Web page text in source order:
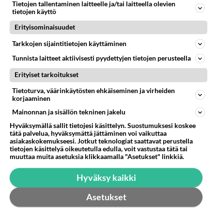
LUETUIMMAT KESKUSTELUT
PÄIVÄ VIIKKO KUUKAUSI
Martinan bisneksillä ei mene hyvin
05.08.2026 05:51
Kotimaiset julkkisjuorut
301
1273
30
1057
Mitä töitä kaivattusi on tehnyt?
😅
05.08.2026 13:25
Ikävä
Voiko meidän välit
Koskaan parantua tästä?
05.08.2026 05:34
Ikävä
72
861
Tietojen tallentaminen laitteelle ja/tai laitteella olevien
tietojen käyttö
Erityisominaisuudet
Tarkkojen sijaintitietojen käyttäminen
Tunnista laitteet aktiivisesti pyydettyjen tietojen perusteella
Erityiset tarkoitukset
Tietoturva, väärinkäytösten ehkäiseminen ja virheiden
korjaaminen
Mainonnan ja sisällön tekninen jakelu
Hyväksymällä sallit tietojesi käsittelyn. Suostumuksesi koskee
tätä palvelua, hyväksymättä jättäminen voi vaikuttaa
asiakaskokemukseesi. Jotkut teknologiat saattavat perustella
tietojen käsittelyä oikeutetulla edulla, voit vastustaa tätä tai
muuttaa muita asetuksia klikkaamalla "Asetukset" linkkiä.
Hyväksy kaikki
Asetukset